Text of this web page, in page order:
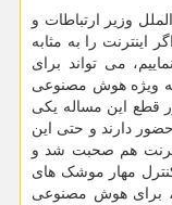
وزیر ارتباطات و
اینترنت را به مثابه
می تواند برای
ویژه هوش مصنوعی
قطع این مساله یکی
دارند و حتی این
هم صحبت شد و
مهار موشک های
برای هوش مصنوعی